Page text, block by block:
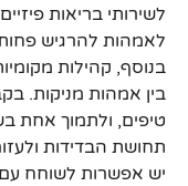
לשירותי בריאות
לאמהות להרגיש
בנוסף, קהילות
בין אמהות מניקות.
טיפים, ולתמוך אחת
תחושת הבדידות
יש אפשרות לשוחח